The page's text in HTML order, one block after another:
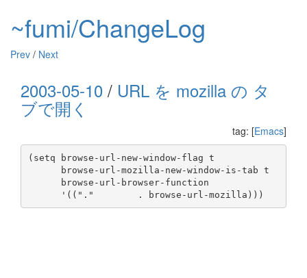
~fumi/ChangeLog
Prev / Next
2003-05-10 / URL を mozilla の タ
ブで開く
tag: [Emacs]
(setq browse-url-new-window-flag t
      browse-url-mozilla-new-window-is-tab t
      browse-url-browser-function